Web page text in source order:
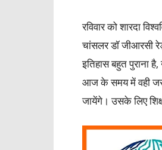
रविवार को शारदा
चांसलर डॉ जीआरसी
इतिहास बहुत पुराना
आज के समय में वही
जायेंगे। उसके लिए